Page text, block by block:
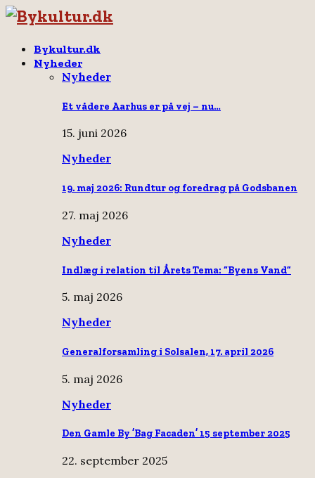
Bykultur.dk
Nyheder
Nyheder
Et vådere Aarhus er på vej – nu…
15. juni 2026
Nyheder
19. maj 2026: Rundtur og foredrag på Godsbanen
27. maj 2026
Nyheder
Indlæg i relation til Årets Tema: “Byens Vand”
5. maj 2026
Nyheder
Generalforsamling i Solsalen, 17. april 2026
5. maj 2026
Nyheder
Den Gamle By ’Bag Facaden’ 15 september 2025
22. september 2025